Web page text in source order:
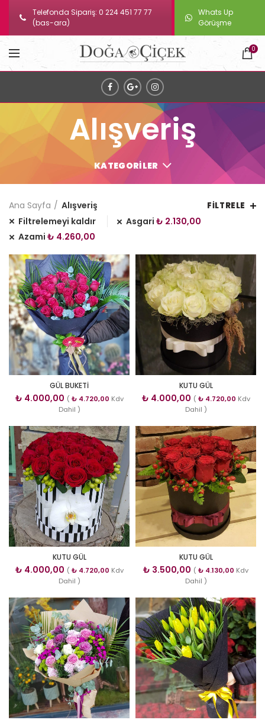
Telefonda Sipariş: 0 224 451 77 77
(bas-ara)
Whats Up
Görüşme
0
Alışveriş
KATEGORILER
Ana Sayfa Alışveriş FILTRELE
Filtrelemeyi kaldır Asgari ₺ 2.130,00
Azami ₺ 4.260,00
GÜL BUKETİ
₺ 4.000,00 ( ₺4.720,00 Kdv
Dahil )
KUTU GÜL
₺ 4.000,00 ( ₺4.720,00 Kdv
Dahil )
KUTU GÜL
₺ 4.000,00 ( ₺4.720,00 Kdv
Dahil )
KUTU GÜL
₺ 3.500,00 ( ₺ 4.130,00 Kdv
Dahil )